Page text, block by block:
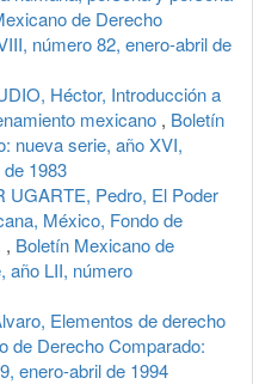
de Derecho
número 82, enero-abril de
Héctor, Introducción a
mexicano , Boletín
nueva serie, año XVI,
1983
UGARTE, Pedro, El Poder
México, Fondo de
, Boletín Mexicano de
año LII, número
Elementos de derecho
de Derecho Comparado:
enero-abril de 1994